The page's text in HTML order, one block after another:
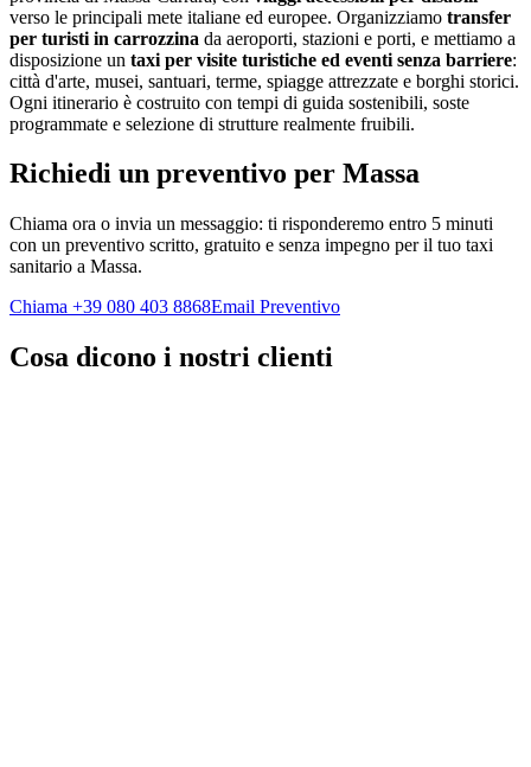
verso le principali mete italiane ed europee. Organizziamo transfer
per turisti in carrozzina da aeroporti, stazioni e porti, e mettiamo a
disposizione un taxi per visite turistiche ed eventi senza barriere:
città d'arte, musei, santuari, terme, spiagge attrezzate e borghi storici.
Ogni itinerario è costruito con tempi di guida sostenibili, soste
programmate e selezione di strutture realmente fruibili.
Richiedi un preventivo per Massa
Chiama ora o invia un messaggio: ti risponderemo entro 5 minuti
con un preventivo scritto, gratuito e senza impegno per il tuo taxi
sanitario a Massa.
Chiama +39 080 403 8868Email Preventivo
Cosa dicono i nostri clienti